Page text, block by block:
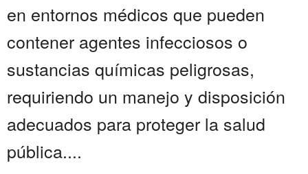
en entornos médicos que pueden
contener agentes infecciosos o
sustancias químicas peligrosas,
requiriendo un manejo y disposición
adecuados para proteger la salud
pública....